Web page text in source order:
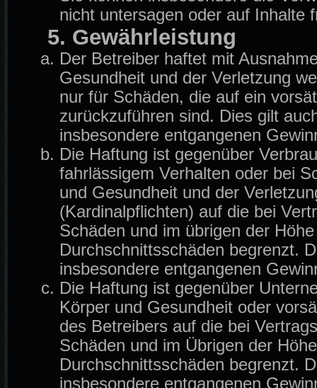
nicht untersagen oder auf Inhalte
5. Gewährleistung
Der Betreiber haftet mit
Gesundheit und der Verletzung
nur für Schäden, die auf ein
zurückzuführen sind. Dies gilt
insbesondere entgangenen
Die Haftung ist gegenüber
fahrlässigem Verhalten oder bei
und Gesundheit und der
(Kardinalpflichten) auf die bei
Schäden und im übrigen der
Durchschnittsschäden begrenzt.
insbesondere entgangenen
Die Haftung ist gegenüber
Körper und Gesundheit oder
des Betreibers auf die bei
Schäden und im Übrigen der
Durchschnittsschäden begrenzt.
insbesondere entgangenen